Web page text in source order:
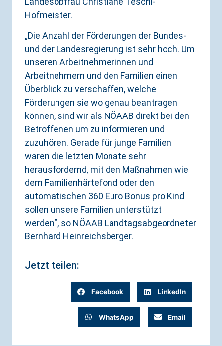
Hofmeister.
„Die Anzahl der Förderungen der Bundes-
und der Landesregierung ist sehr hoch. Um
unseren Arbeitnehmerinnen und
Arbeitnehmern und den Familien einen
Überblick zu verschaffen, welche
Förderungen sie wo genau beantragen
können, sind wir als NÖAAB direkt bei den
Betroffenen um zu informieren und
zuzuhören. Gerade für junge Familien
waren die letzten Monate sehr
herausfordernd, mit den Maßnahmen wie
dem Familienhärtefond oder den
automatischen 360 Euro Bonus pro Kind
sollen unsere Familien unterstützt
werden“, so NÖAAB Landtagsabgeordneter
Bernhard Heinreichsberger.
Jetzt teilen:
Facebook LinkedIn
WhatsApp Email